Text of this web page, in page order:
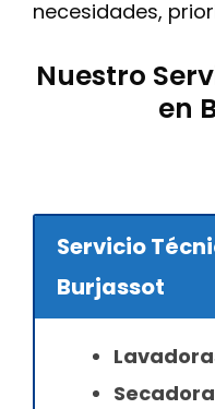
necesidades,
Nuestro
en
Servicio
Burjassot